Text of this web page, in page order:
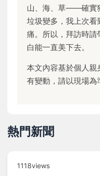
山、海、草——確實
垃圾變多，我上次
痛。所以，拜訪時請
白能一直美下去。
本文內容基於個人
有變動，請以現場為
熱門新聞
1118views